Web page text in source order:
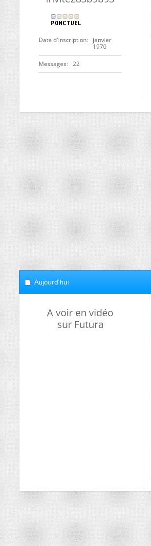
Date d'inscription
janvier
1970
Messages 22
Aujourd'hui
A voir en vidéo
sur Futura